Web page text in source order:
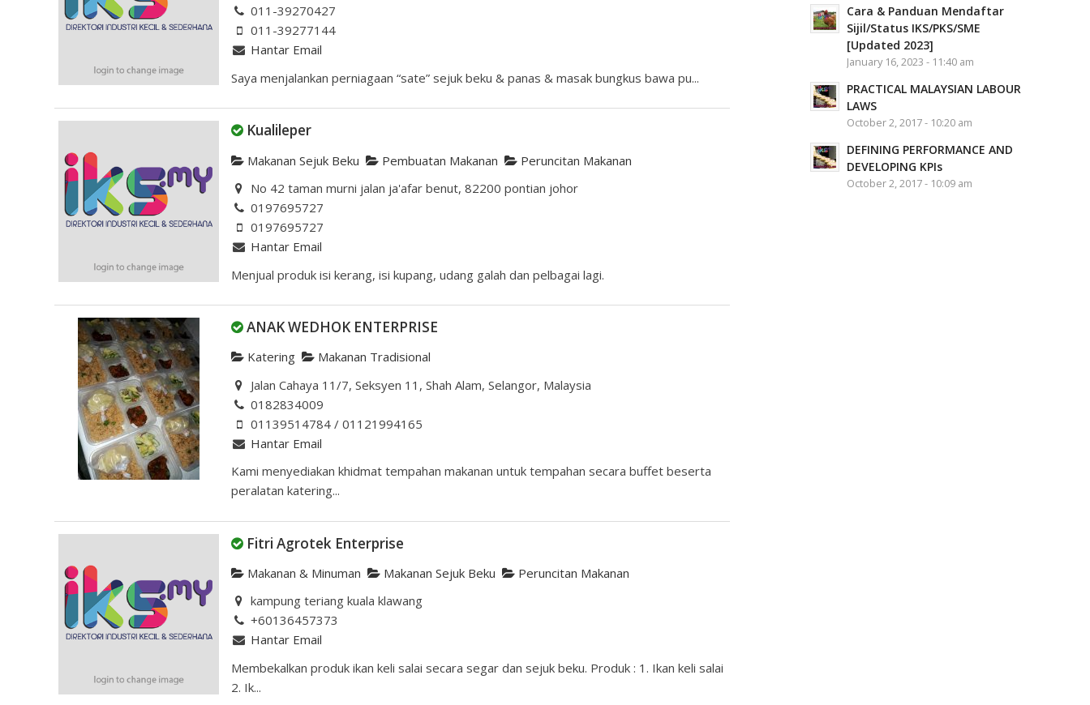
011-39270427
011-39277144
Hantar Email
Saya menjalankan perniagaan “sate” sejuk beku & panas & masak bungkus bawa pu...
Kualileper
Makanan Sejuk Beku Pembuatan Makanan
Peruncitan Makanan
No 42 taman murni jalan ja'afar benut, 82200 pontian johor
0197695727
0197695727
Hantar Email
Menjual produk isi kerang, isi kupang, udang galah dan pelbagai lagi.
ANAK WEDHOK ENTERPRISE
Katering
Makanan Tradisional
Jalan Cahaya 11/7, Seksyen 11, Shah Alam, Selangor, Malaysia
0182834009
01139514784 / 01121994165
Hantar Email
Kami menyediakan khidmat tempahan makanan untuk tempahan secara buffet beserta
peralatan katering...
Fitri Agrotek Enterprise
Makanan & Minuman Makanan Sejuk Beku
Peruncitan Makanan
kampung teriang kuala klawang
+60136457373
Hantar Email
Membekalkan produk ikan keli salai secara segar dan sejuk beku. Produk : 1. Ikan keli salai
2. Ik...
Cara & Panduan Mendaftar
Sijil/Status IKS/PKS/SME
[Updated 2023]
January 16, 2023 - 11:40 am
PRACTICAL MALAYSIAN LABOUR
LAWS
October 2, 2017 - 10:20 am
DEFINING PERFORMANCE AND
DEVELOPING KPIs
October 2, 2017 - 10:09 am